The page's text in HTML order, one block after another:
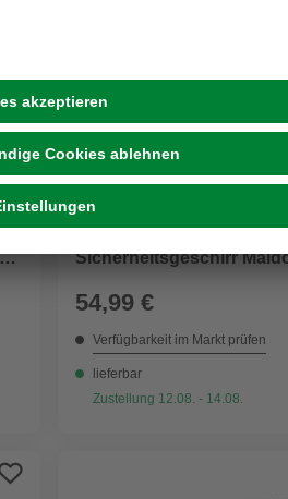
HUNTER
Sicherheitsgeschirr
Sicherheitsgeschirr
54,99 €
Verfügbarkeit im Markt prüfen
lieferbar
Zustellung 12.08. - 14.08.